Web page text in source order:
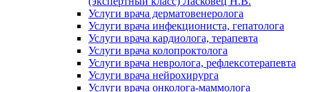
Услуги врача дерматовенеролога
Услуги врача инфекциониста, гепатолога
Услуги врача кардиолога, терапевта
Услуги врача колопроктолога
Услуги врача невролога, рефлексотерапевта
Услуги врача нейрохирурга
Услуги врача онколога-маммолога